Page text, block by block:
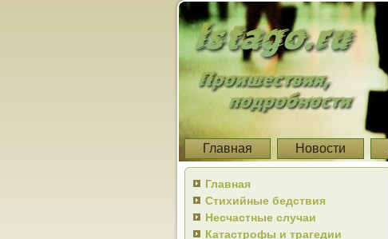
Главная Новости
Главная
Стихийные бедствия
Несчастные случаи
Катастрофы и трагедии